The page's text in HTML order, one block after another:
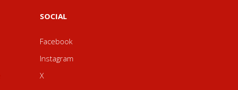
SOCIAL
Facebook
Instagram
X